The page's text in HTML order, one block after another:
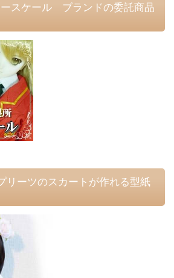
スケール ブランドの委託商品
リーツのスカートが作れる型紙